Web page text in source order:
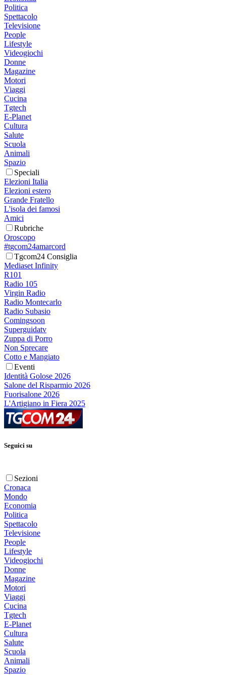
Politica
Spettacolo
Televisione
People
Lifestyle
Videogiochi
Donne
Magazine
Motori
Viaggi
Cucina
Tgtech
E-Planet
Cultura
Salute
Scuola
Animali
Spazio
Speciali
Elezioni Italia
Elezioni estero
Grande Fratello
L'isola dei famosi
Amici
Rubriche
Oroscopo
#tgcom24amarcord
Tgcom24 Consiglia
Mediaset Infinity
R101
Radio 105
Virgin Radio
Radio Montecarlo
Radio Subasio
Comingsoon
Superguidatv
Zuppa di Porro
Non Sprecare
Cotto e Mangiato
Eventi
Identità Golose 2026
Salone del Risparmio 2026
Fuorisalone 2026
L'Artigiano in Fiera 2025
Seguici su
Sezioni
Cronaca
Mondo
Economia
Politica
Spettacolo
Televisione
People
Lifestyle
Videogiochi
Donne
Magazine
Motori
Viaggi
Cucina
Tgtech
E-Planet
Cultura
Salute
Scuola
Animali
Spazio